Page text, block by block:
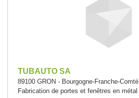
TUBAUTO SA
89100 GRON - Bourgogne-Franche-Comté
Fabrication de portes et fenêtres en métal